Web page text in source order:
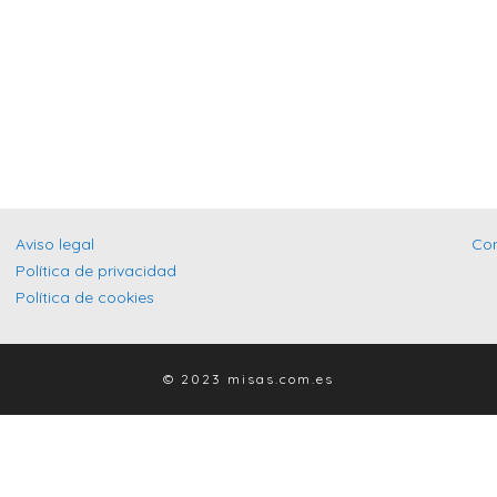
Aviso legal
Política de privacidad
Política de cookies
© 2023 misas.com.es